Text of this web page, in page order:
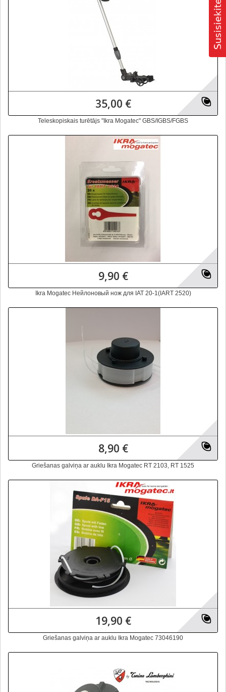
35,00 €
Teleskopiskais turētājs "Ikra Mogatec" GBS/IGBS/FGBS
9,90 €
Ikra Mogatec Hейлоновый нож для IAT 20-1(IART 2520)
8,90 €
Griešanas galviņa ar auklu Ikra Mogatec RT 2103, RT 1525
19,90 €
Griešanas galviņa ar auklu Ikra Mogatec 73046190